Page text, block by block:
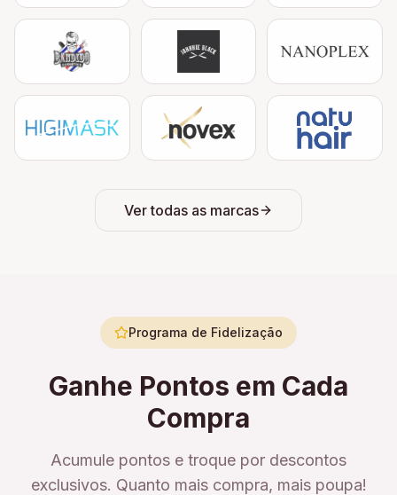
Ver todas as marcas
Programa de Fidelização
Ganhe Pontos em Cada
Compra
Acumule pontos e troque por descontos
exclusivos. Quanto mais compra, mais poupa!